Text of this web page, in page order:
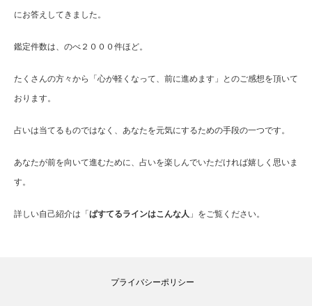
にお答えしてきました。
鑑定件数は、のべ２０００件ほど。
たくさんの方々から「心が軽くなって、前に進めます」とのご感想を頂いて
おります。
占いは当てるものではなく、あなたを元気にするための手段の一つです。
あなたが前を向いて進むために、占いを楽しんでいただければ嬉しく思いま
す。
詳しい自己紹介は「 ぱすてるラインはこんな人 」をご覧ください。
プライバシーポリシー